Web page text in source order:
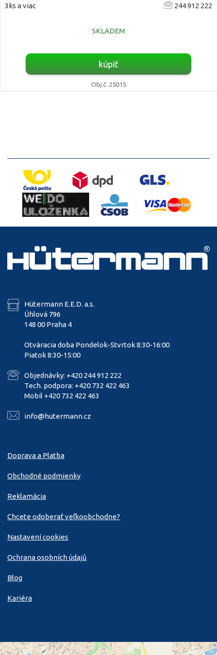
3ks a viac
244 912 222
SKLADEM
kúpiť
Obj.č. 25015
Hütermann E.E.D. a.s.
Úhlová 796
148 00 Praha 4
Otváracia doba Pondelok-Stvrtok 8:30-16:00
Piatok 8:30-15:00
Objednávky: +420 244 912 222
Tech. podpora: +420 732 422 463
Mobil +420 732 422 463
info@hutermann.cz
Doprava a Platba
Obchodné podmienky
Reklamácia
Chcete odoberať veľkoobchodne?
Nastavení cookies
Ochrana osobních údajů
Blog
Kariéra